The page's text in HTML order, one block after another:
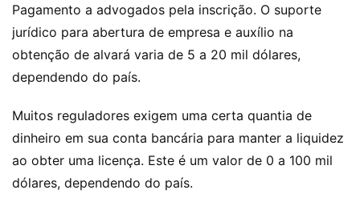
Pagamento a advogados pela inscrição. O suporte
jurídico para abertura de empresa e auxílio na
obtenção de alvará varia de 5 a 20 mil dólares,
dependendo do país.
Muitos reguladores exigem uma certa quantia de
dinheiro em sua conta bancária para manter a liquidez
ao obter uma licença. Este é um valor de 0 a 100 mil
dólares, dependendo do país.